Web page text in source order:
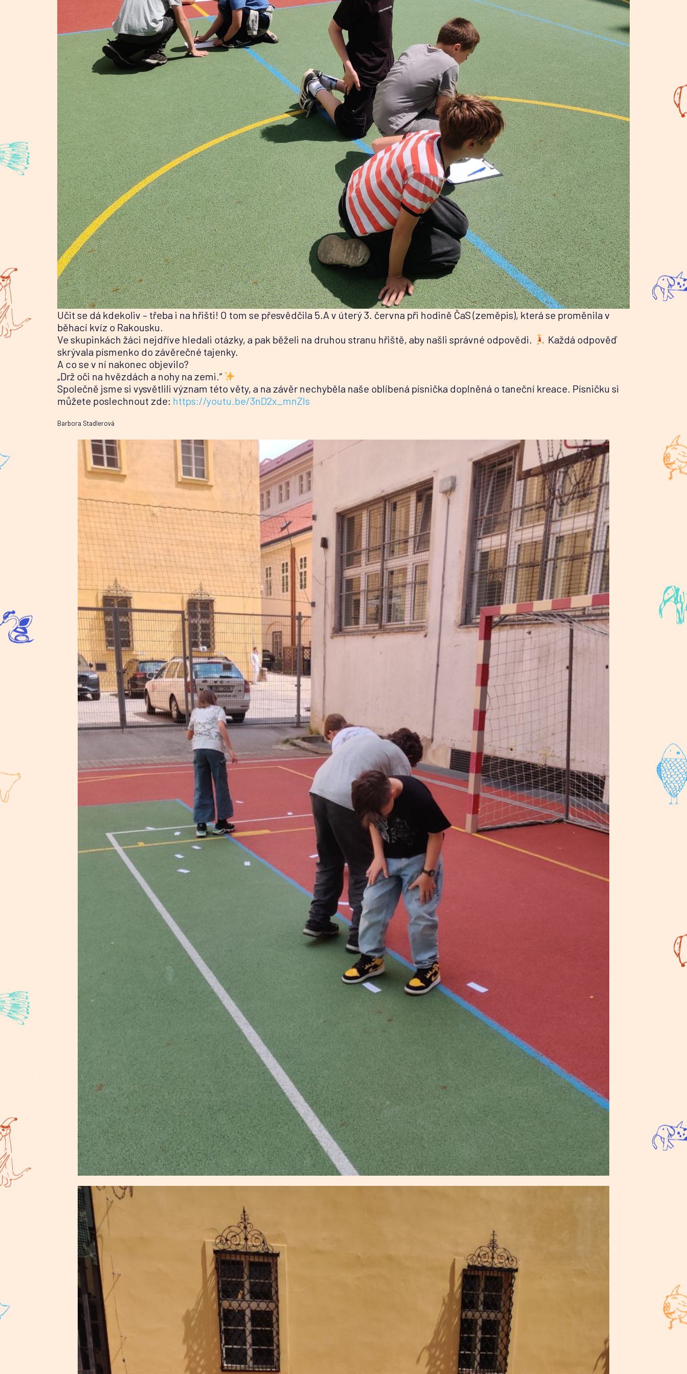
Učit se dá kdekoliv – třeba i na hřišti! O tom se přesvědčila 5.A v úterý 3. června při hodině ČaS (zeměpis), která se proměnila v
běhací kvíz o Rakousku.
Ve skupinkách žáci nejdříve hledali otázky, a pak běželi na druhou stranu hřiště, aby našli správné odpovědi.
Každá odpověď
skrývala písmenko do závěrečné tajenky.
A co se v ní nakonec objevilo?
„Drž oči na hvězdách a nohy na zemi.“
Společně jsme si vysvětlili význam této věty, a na závěr nechyběla naše oblíbená písnička doplněná o taneční kreace. Písničku si
můžete poslechnout zde: https://youtu.be/3nD2x_mnZIs
Barbora Stadlerová